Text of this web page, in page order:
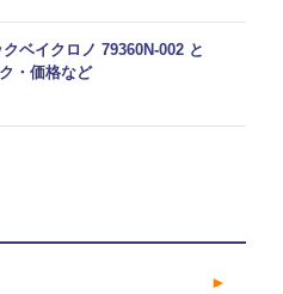
ベイクロノ 79360N-002 と
・価格など
►